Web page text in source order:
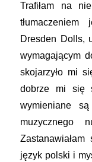
Trafiłam na
Dresden Dolls,
wymagającym
skojarzyło mi
dobrze mi się
wymieniane
muzycznego
język polski i